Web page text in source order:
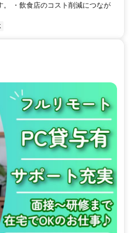
・飲食店のコスト削減につなが